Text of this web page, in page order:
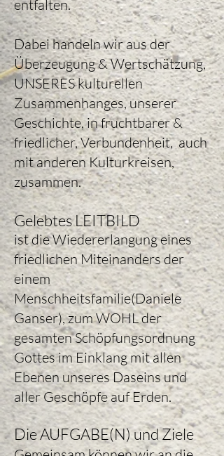
entfalten.
Dabei handeln wir aus der
Überzeugung & Wertschätzung,
UNSERES kulturellen
Zusammenhanges, unserer
Geschichte, in fruchtbarer &
friedlicher, Verbundenheit, auch
mit anderen Kulturkreisen,
zusammen.
Gelebtes LEITBILD
ist die Wiedererlangung eines
friedlichen Miteinanders der
einem
Menschheitsfamilie(Daniele
Ganser), zum WOHL der
gesamten Schöpfungsordnung
Gottes im Einklang mit allen
Ebenen unseres Daseins und
aller Geschöpfe auf Erden.
Die AUFGABE(N) und Ziele